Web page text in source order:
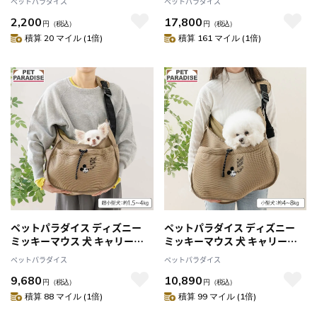
ゃ トイ ペット ロープ 噛む 音 鳴
る 音が鳴る ペットトイ 玩具
TOY かわいい おもしろ インス
2,200 円 （税込）
積算 20 マイル (1倍)
キャリー 小型犬 猫 ペット ペッ
トスリング 飛び出し防止ストラ
ップ 底板 通院 お出かけ
17,800 円 （税込）
積算 161 マイル (1倍)
ペットパラダイス ディズニー
ミッキーマウス 犬 キャリーバ
ッグ キャリー ペットバッグ メ
ッシュ スリング 超小型犬 猫 ペ
ットスリング 中敷き 調整 肩が
け 持ち運び 通院
ペットパラダイス
9,680 円 （税込）
積算 88 マイル (1倍)
ペットパラダイス ディズニー
ミッキーマウス 犬 キャリーバ
ッグ キャリー ペットバッグ メ
ッシュ スリング 小型犬 猫 ペッ
トスリング 中敷き 調整 肩がけ
持ち運び 通院
ペットパラダイス
10,890 円 （税込）
積算 99 マイル (1倍)